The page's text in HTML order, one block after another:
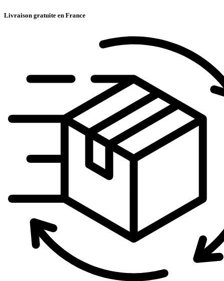
Livraison gratuite en France